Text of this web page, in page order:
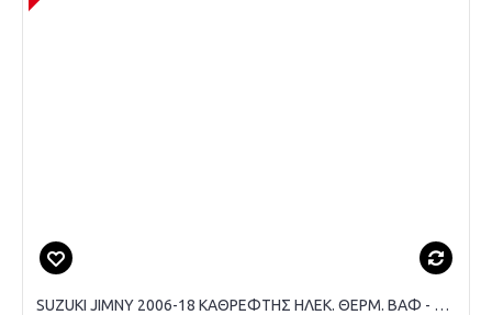
SUZUKI JIMNY 2006-18 ΚΑΘΡΕΦΤΗΣ ΗΛΕΚ. ΘΕΡΜ. ΒΑΦ - ΣΥΝΟΔΗΓΟΥ